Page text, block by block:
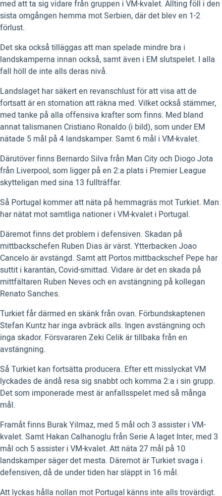
med att ta sig vidare från gruppen i VM-kvalet. Allting föll i den
sista omgången hemma mot Serbien, där det blev en 1-2
förlust.
Det ska också tilläggas att man spelade mindre bra i
landskamperna innan också, samt även i EM slutspelet. I alla
fall höll de inte alls deras nivå.
Landslaget har säkert en revanschlust för att visa att de
fortsatt är en stornation att räkna med. Vilket också stämmer,
med tanke på alla offensiva krafter som finns. Med bland
annat talismanen Cristiano Ronaldo (i bild), som under EM
nätade 5 mål på 4 landskamper. Samt 6 mål i VM-kvalet.
Därutöver finns Bernardo Silva från Man City och Diogo Jota
från Liverpool, som ligger på en 2:a plats i Premier League
skytteligan med sina 13 fullträffar.
Så Portugal kommer att näta på hemmagräs mot Turkiet. Man
har nätat mot samtliga nationer i VM-kvalet i Portugal.
Däremot finns det problem i defensiven. Skadan på
mittbackschefen Ruben Dias är värst. Ytterbacken Joao
Cancelo är avstängd. Samt att Portos mittbackschef Pepe har
suttit i karantän, Covid-smittad. Vidare är det en skada på
mittfältaren Ruben Neves och en avstängning på kollegan
Renato Sanches.
Turkiet får därmed en skänk från ovan. Förbundskaptenen
Stefan Kuntz har inga avbräck alls. Ingen avstängning och
inga skador. Försvararen Zeki Celik är tillbaka från en
avstängning.
Så Turkiet kan fortsätta producera. Efter ett misslyckat VM
lyckades de ändå resa sig snabbt och komma 2:a i sin grupp.
Det som imponerade mest är anfallsspelet med så många
mål.
Framåt finns Burak Yilmaz, med 5 mål och 3 assister i VM-
kvalet. Samt Hakan Calhanoglu från Serie A laget Inter, med 3
mål och 5 assister i VM-kvalet. Att näta 27 mål på 10
landskamper säger det mesta. Däremot är Turkiet svaga i
defensiven, då de under tiden har släppt in 16 mål.
Att lyckas hålla nollan mot Portugal känns inte alls trovärdigt.